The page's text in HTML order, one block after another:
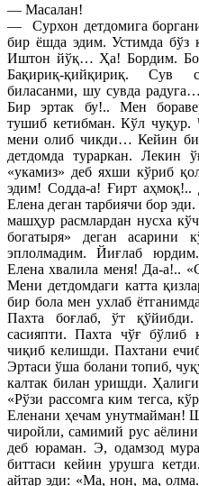
— Масалан!
— Сурхон детдомига
бир ёшда эдим. Устимда бўз
Иштон йўқ… Ҳа! Бордим.
Бақириқ-қийқириқ. Сув
биласанми, шу сувда
Бир эртак бу!.. Мен
тушиб кетибман. Кўл чуқур.
мени олиб чикди… Кейин
детдомда тураркан. Лекин
«укамиз» деб яхши кўриб
эдим! Содда-а! Ғирт аҳмоқ!..
Елена деган тарбиячи бор
машҳур расмлардан нусха
богатыря» деган асарини
эплолмадим. Йиғлаб
Елена хвалила меня! Да-а!..
Мени детдомдаги катта
бир бола мен ухлаб
Пахта боғлаб, ўт
сасияпти. Пахта чўғ бўлиб
чиқиб келишди. Пахтани
Эртаси ўша болани топиб,
калтак билан уришди.
«Рўзи рассомга ким тегса,
Еленани ҳечам унутмайман!
чиройли, самимий рус
деб юраман. Э, одамзод
биттаси кейин урушга
айтар эди: «Ма, нон, ма,